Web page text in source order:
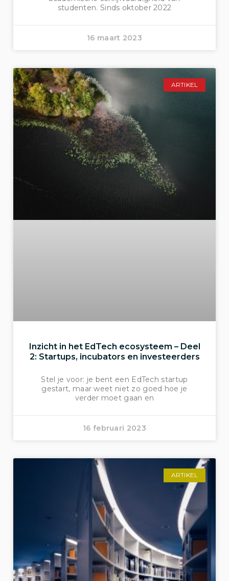
studenten. Sinds oktober 2022
16 maart 2023
ARTIKEL
Inzicht in het EdTech ecosysteem – Deel
2: Startups, incubators en investeerders
Stel je voor: je bent een EdTech startup
gestart, maar weet niet zo goed hoe je
verder moet gaan en
16 februari 2023
ARTIKEL